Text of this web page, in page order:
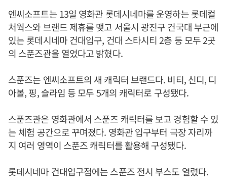
엔씨소프트는 13일 영화관 롯데시네마를 운영하는 롯데컬
처웍스와 브랜드 제휴를 맺고 서울시 광진구 건국대 부근에
있는 롯데시네마 건대입구, 건대 스타시티 2층 등 모두 2곳
의 스푼즈관을 열었다고 밝혔다.
스푼즈는 엔씨소프트의 새 캐릭터 브랜드다. 비티, 신디, 디
아볼, 핑, 슬라임 등 모두 5개의 캐릭터로 구성됐다.
스푼즈관은 영화관에서 스푼즈 캐릭터를 보고 경험할 수 있
는 체험 공간으로 꾸며졌다. 영화관 입구부터 극장 자리까
지 여러 영역이 스푼즈 캐릭터를 활용해 구성됐다.
롯데시네마 건대입구점에는 스푼즈 전시 부스도 열렸다.